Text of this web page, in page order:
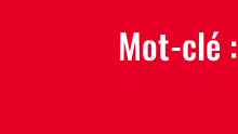
Mot-clé :